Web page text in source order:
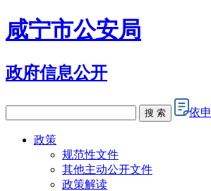
咸宁市公安局
政府信息公开
搜 索 依
政策
规范性文件
其他主动公开文件
政策解读